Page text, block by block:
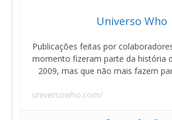
Universo Who
Publicações feitas por
momento fizeram parte da história
2009, mas que não mais fazem
universowho.com/